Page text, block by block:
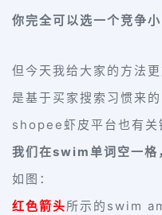
你完全可以选一个竞争
但今天我给大家的方法
是基于买家搜索习惯来的
shopee虾皮平台也有关
我们在swim单词空一
如图：
红色箭头所示的swim